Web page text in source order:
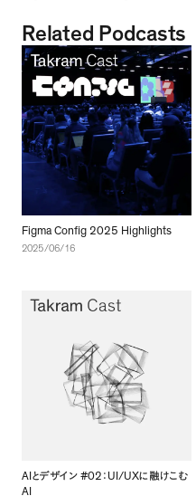
Related Podcasts
Figma Config 2025 Highlights
2025/06/16
AI とデザイン #02 ： UI/UXに融けこむ
AI